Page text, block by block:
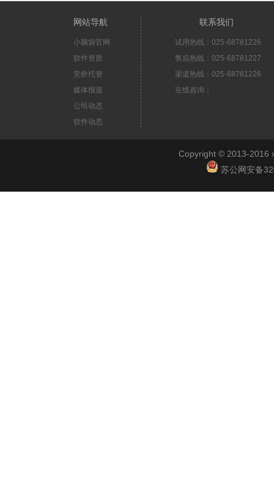
网站导航
小脑袋官网
软件资质
竞价托管
媒体报道
公司动态
软件动态
联系我们
试用热线：025-68781226
售后热线：025-68781227
渠道热线：025-68781226
在线咨询：
Copyright © 2013-2016
苏公网安备